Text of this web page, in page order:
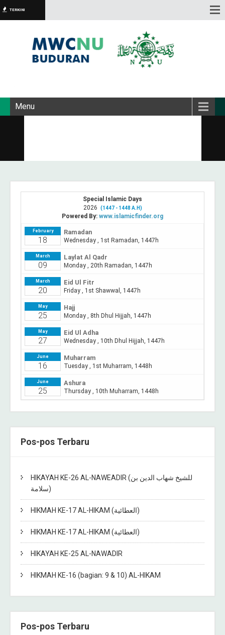
TERKINI
Menu
Pos-pos Terbaru
HIKAYAH KE-26 AL-NAWEADIR (للشيخ شهاب الدين بن
سلامة)
HIKMAH KE-17 AL-HIKAM (العطائية)
HIKMAH KE-17 AL-HIKAM (العطائية)
HIKAYAH KE-25 AL-NAWADIR
HIKMAH KE-16 (bagian: 9 & 10) AL-HIKAM
Pos-pos Terbaru